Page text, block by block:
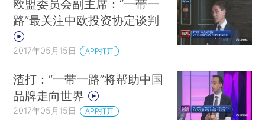
欧盟委员会副主席：“一带一
路”最关注中欧投资协定谈判
2017年05月15日 APP打开
渣打：“一带一路”将帮助中国
品牌走向世界
2017年05月15日 APP打开